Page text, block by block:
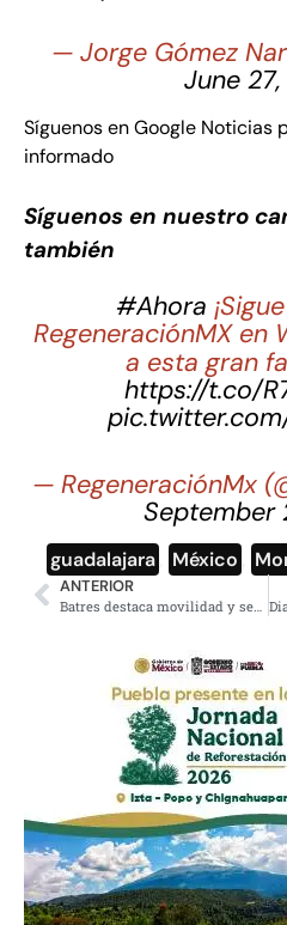
— Jorge Gómez
June
Síguenos en Google Noticias
informado
Síguenos en nuestro
también
#Ahora
RegeneraciónMX en
a esta gran
https://t.co/
— RegeneraciónMx
September
guadalajara México
ANTERIOR